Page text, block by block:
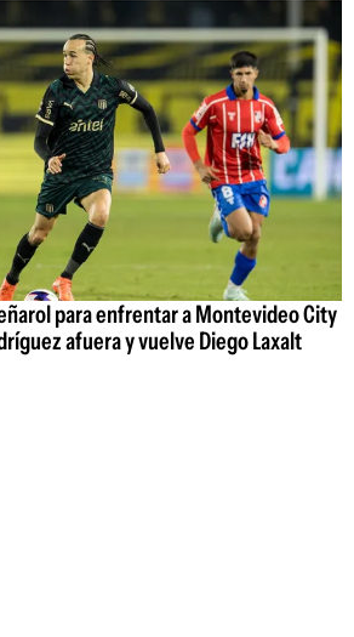
para enfrentar a Montevideo City
afuera y vuelve Diego Laxalt